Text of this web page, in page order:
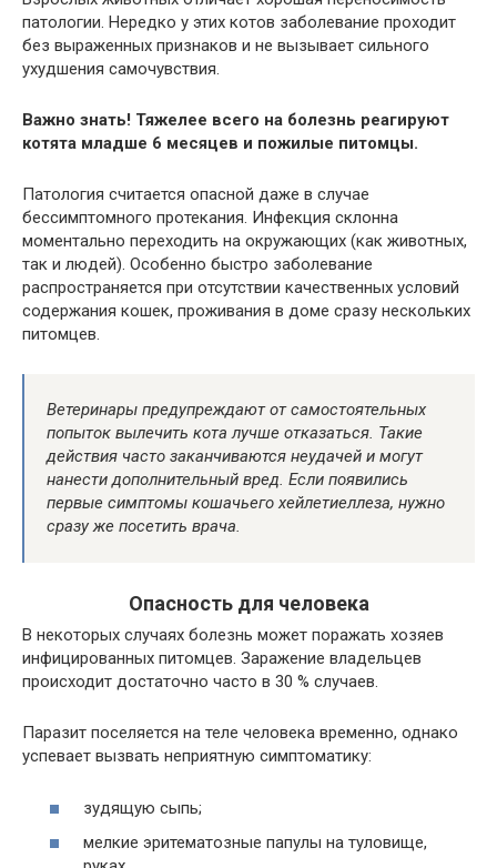
патологии. Нередко у этих котов заболевание проходит
без выраженных признаков и не вызывает сильного
ухудшения самочувствия.
Важно знать! Тяжелее всего на болезнь реагируют
котята младше 6 месяцев и пожилые питомцы.
Патология считается опасной даже в случае
бессимптомного протекания. Инфекция склонна
моментально переходить на окружающих (как животных,
так и людей). Особенно быстро заболевание
распространяется при отсутствии качественных условий
содержания кошек, проживания в доме сразу нескольких
питомцев.
Ветеринары предупреждают от самостоятельных
попыток вылечить кота лучше отказаться. Такие
действия часто заканчиваются неудачей и могут
нанести дополнительный вред. Если появились
первые симптомы кошачьего хейлетиеллеза, нужно
сразу же посетить врача.
Опасность для человека
В некоторых случаях болезнь может поражать хозяев
инфицированных питомцев. Заражение владельцев
происходит достаточно часто в 30 % случаев.
Паразит поселяется на теле человека временно, однако
успевает вызвать неприятную симптоматику:
зудящую сыпь;
мелкие эритематозные папулы на туловище,